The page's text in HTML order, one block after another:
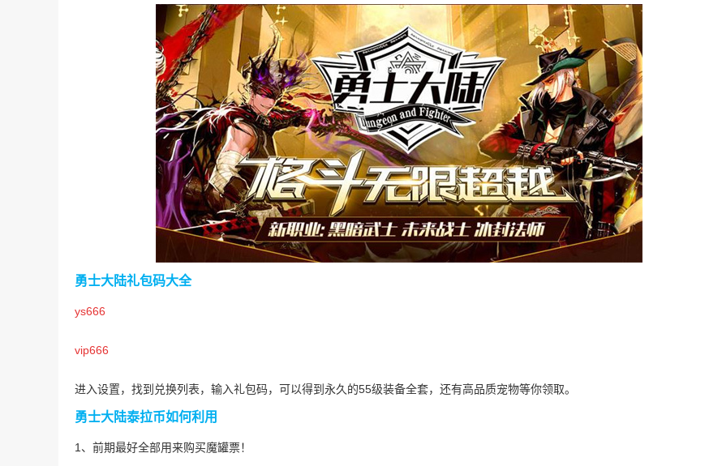
勇士大陆礼包码大全
ys666
vip666
进入设置，找到兑换列表，输入礼包码，可以得到永久的55级装备全套，还有高品质宠物等你领取。
勇士大陆泰拉币如何利用
1、前期最好全部用来购买魔罐票！